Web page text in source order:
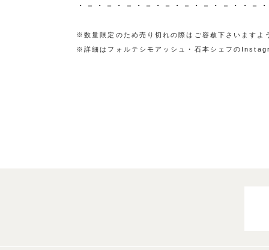
・－・－・－・－・－・－・－・－・・－
※数量限定のため売り切れの際はご容赦下さいますよ
※詳細はフォルテシモアッシュ・石本シェフの